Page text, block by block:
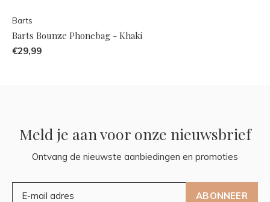
Barts
Barts Bounze Phonebag - Khaki
€29,99
Meld je aan voor onze nieuwsbrief
Ontvang de nieuwste aanbiedingen en promoties
ABONNEER